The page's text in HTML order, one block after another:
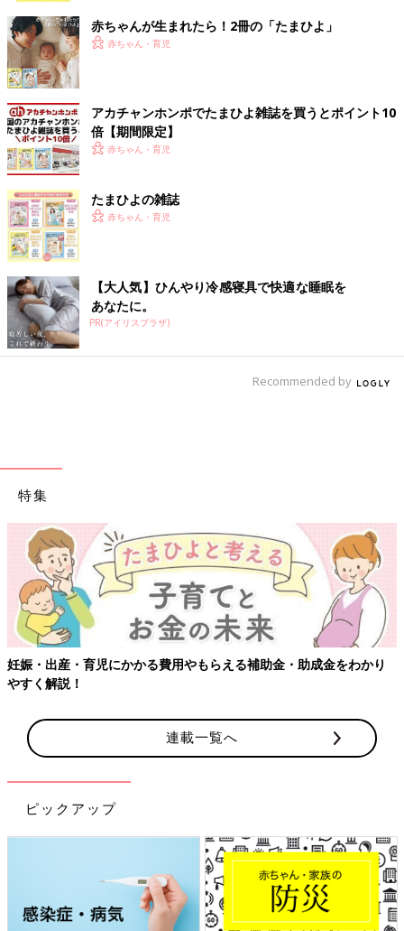
赤ちゃんが生まれたら！2冊の「たまひよ」
赤ちゃん・育児
アカチャンホンポでたまひよ雑誌を買うとポイント10
倍【期間限定】
赤ちゃん・育児
たまひよの雑誌
赤ちゃん・育児
【大人気】ひんやり冷感寝具で快適な睡眠を
あなたに。
PR(アイリスプラザ)
Recommended by
特集
妊娠・出産・育児にかかる費用やもらえる補助金・助成金をわかり
やすく解説！
連載一覧へ
ピックアップ